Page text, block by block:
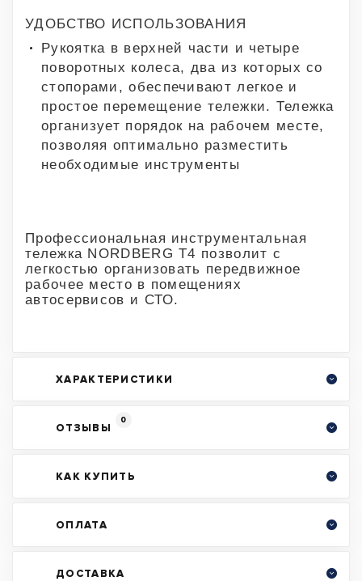
УДОБСТВО ИСПОЛЬЗОВАНИЯ
Рукоятка в верхней части и четыре
поворотных колеса, два из которых со
стопорами, обеспечивают легкое и
простое перемещение тележки. Тележка
организует порядок на рабочем месте,
позволяя оптимально разместить
необходимые инструменты
Профессиональная инструментальная
тележка NORDBERG T4 позволит с
легкостью организовать передвижное
рабочее место в помещениях
автосервисов и СТО.
ХАРАКТЕРИСТИКИ
ОТЗЫВЫ
0
КАК КУПИТЬ
ОПЛАТА
ДОСТАВКА